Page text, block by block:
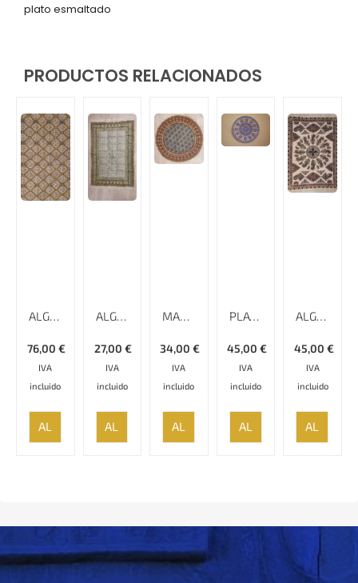
plato esmaltado
PRODUCTOS RELACIONADOS
€
76,00
IVA
incluido
AL
CARRITO
ALGODÓN ESTAMPADO, 150 CM X 100 CM, GHALAMKAR; MANTEL, TAPIZ,
€
27,00
IVA
incluido
AL
CARRITO
€
34,00
IVA
incluido
AL
CARRITO
PLATO ESMALTADO LISO MINAKARI – 20 CM
€
45,00
IVA
incluido
AL
CARRITO
€
45,00
IVA
incluido
AL
CARRITO